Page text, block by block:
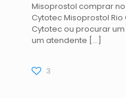
Misoprostol comprar
Cytotec Misoprostol
Cytotec ou procurar
um atendente […]
3